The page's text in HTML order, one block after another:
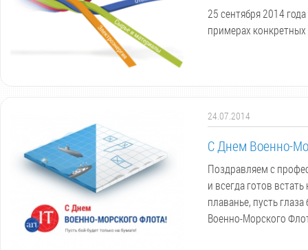
25 сентября 2014
примерах
24.07.2014
С Днем Военно-
Поздравляем с
и всегда готов
плаванье, пусть
Военно-Морского